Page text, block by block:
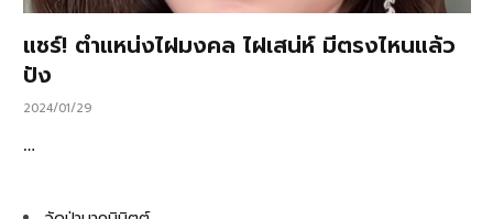
แชร์! ตำแหน่งไฝมงคล ไฝเสน่ห์ มีตรงไหนแล้ว
ปัง
2024/01/29
…